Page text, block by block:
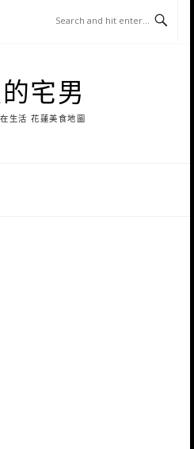
宅男
生活 花蓮美食地圖